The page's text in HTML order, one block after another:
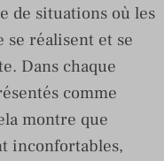
de situations où les
réalisent et se
Dans chaque
comme
montre que
inconfortables,